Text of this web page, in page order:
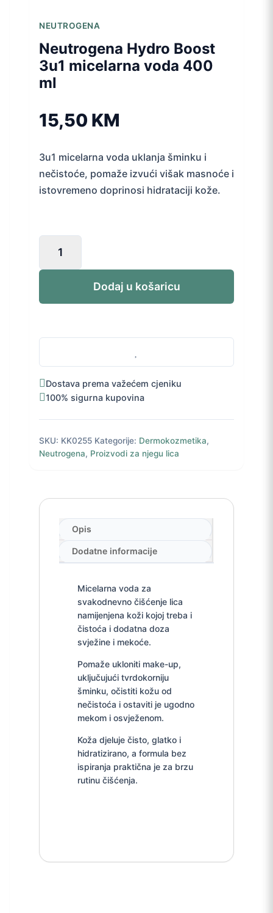
NEUTROGENA
Neutrogena Hydro Boost
3u1 micelarna voda 400
ml
15,50 KM
3u1 micelarna voda uklanja šminku i
nečistoće, pomaže izvući višak masnoće i
istovremeno doprinosi hidrataciji kože.
Hydro
Boost
ml
Dodaj u košaricu
Dostava prema važećem cjeniku
100% sigurna kupovina
SKU: KK0255 Kategorije: Dermokozmetika,
Neutrogena, Proizvodi za njegu lica
Opis
Dodatne informacije
Micelarna voda za
svakodnevno čišćenje lica
namijenjena koži kojoj treba i
čistoća i dodatna doza
svježine i mekoće.
Pomaže ukloniti make-up,
uključujući tvrdokorniju
šminku, očistiti kožu od
nečistoća i ostaviti je ugodno
mekom i osvježenom.
Koža djeluje čisto, glatko i
hidratizirano, a formula bez
ispiranja praktična je za brzu
rutinu čišćenja.